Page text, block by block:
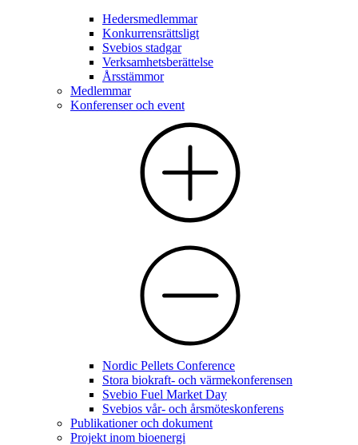
Hedersmedlemmar
Konkurrensrättsligt
Svebios stadgar
Verksamhetsberättelse
Årsstämmor
Medlemmar
Konferenser och event
Nordic Pellets Conference
Stora biokraft- och värmekonferensen
Svebio Fuel Market Day
Svebios vår- och årsmöteskonferens
Publikationer och dokument
Projekt inom bioenergi